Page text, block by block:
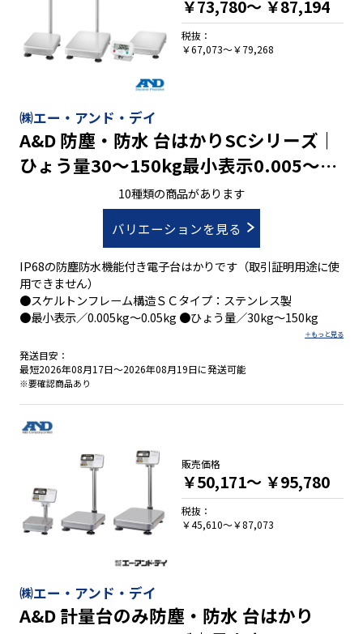
㈱エー・アンド・デイ
A&D 防塵・防水 台はかりSCシリーズ｜
ひょう量30～150kg最小表示0.005～
10種類の商品があります
バリエーションを見る
IP68の防塵防水機能付き電子台はかりです（取引証明用途に使
用できません）
●スケルトンフレーム構造ＳＣタイプ：ステンレス製
●最小表示／0.005kg～0.05kg ●ひょう量／30kg～150kg
発送目安：
最短2026年08月17日～2026年08月19日に発送可能
※要確認商品あり
￥73,780～ ￥87,194
税抜：
￥67,073～￥79,268
㈱エー・アンド・デイ
A&D 計量台のみ防塵・防水 台はかり
販売価格
￥50,171～ ￥95,780
税抜：
￥45,610～￥87,073